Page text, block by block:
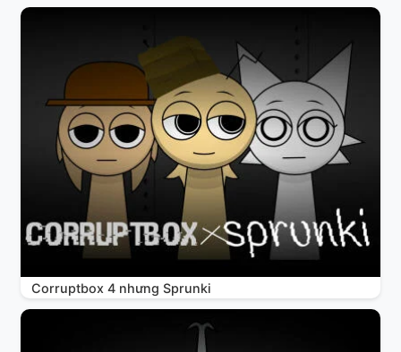
Corruptbox 4 nhưng Sprunki